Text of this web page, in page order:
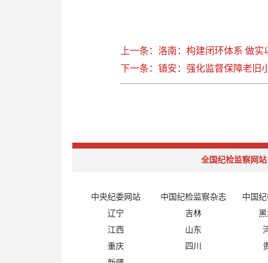
上一条：洛南：构建闭环体系 做实
下一条：镇安：强化监督保障老旧
全国纪检监察网站
中央纪委网站 中国纪检监察杂志 中国
辽宁
吉林
江西
山东
重庆
四川